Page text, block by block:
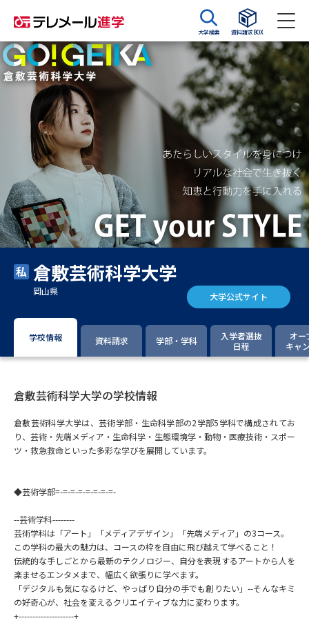
大学検索 資料請求BOX
資料請求 資料検索
大学・短大の資料種類から請求
大学パンフ 学部・学科パンフ
総合型選抜・学校推薦型選抜 募
集要項＆願書
大学入学共通テスト利用選抜の
過去問題集
大学・短大以外の資料から請求
大学院の資料請求
留学・進学関連、塾・予備校
大学入学共通テスト「受験案
内」の請求
配慮案内」の請求
幼稚園教員資格認定試験 小学校教員資格認定試験
高等学校（情報）教員資格認定
大学で学べる内容や特徴を調べる
新増設大学・学部・学科特集
国際・グローバルに強い大学特
倉敷芸術科学大学
岡山県 大学公式サイト
学校情報 資料請求 学部・学科
入学者選抜
日程
オー
キャ
倉敷芸術科学大学の学校情報
倉敷芸術科学大学は、芸術学部・生命科学部の2学部5学科で構成されてお
り、芸術・先端メディア・生命科学・生態環境学・動物・医療技術・スポー
ツ・救急救命といった多彩な学びを展開しています。
◆芸術学部=-=-=-=-=-=-=-=-
--芸術学科--------
芸術学科は「アート」「メディアデザイン」「先端メディア」の3コース。
この学科の最大の魅力は、コースの枠を自由に飛び越えて学べること！
伝統的な手しごとから最新のテクノロジー、自分を表現するアートから人を
楽ませるエンタメまで、幅広く欲張りに学べます。
「デジタルも気になるけど、やっぱり自分の手でも創りたい」--そんなキミ
の好奇心が、社会を変えるクリエイティブな力に変わります。
+--------------------+